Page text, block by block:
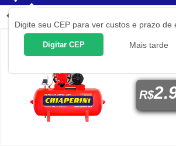
Digite seu CEP para ver custos e prazo de
Digitar CEP Mais tarde
R$